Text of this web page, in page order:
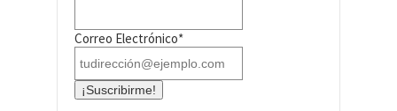
Correo Electrónico*